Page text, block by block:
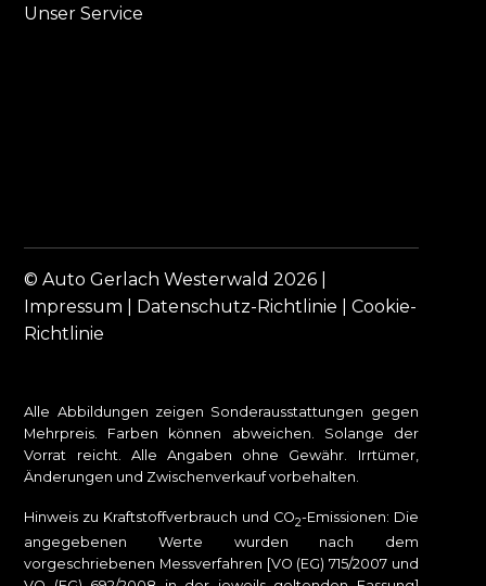
Unser Service
© Auto Gerlach Westerwald 2026 |
Impressum
Datenschutz-Richtlinie |Cookie-
Richtlinie
Alle Abbildungen zeigen Sonderausstattungen gegen
Mehrpreis. Farben können abweichen. Solange der
Vorrat reicht. Alle Angaben ohne Gewähr. Irrtümer,
Änderungen und Zwischenverkauf vorbehalten.
Hinweis zu Kraftstoffverbrauch und CO2-Emissionen: Die
angegebenen Werte wurden nach dem
vorgeschriebenen Messverfahren [VO (EG) 715/2007 und